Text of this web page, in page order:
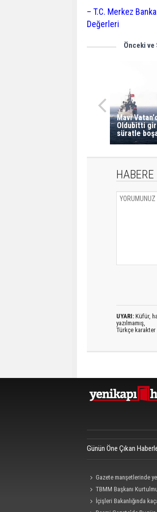
– T.C. Merkez
Değerleri
Önceki ve
Mavi
Oldubitti
süratle
HABERE
UYARI: Küfür,
yazılmamış,
Türkçe karakter
Günün Öne Çıkan
Gazete manşetlerinde
TBMM Başkanı
teklifine imza attı
İçişleri Bakanlığında